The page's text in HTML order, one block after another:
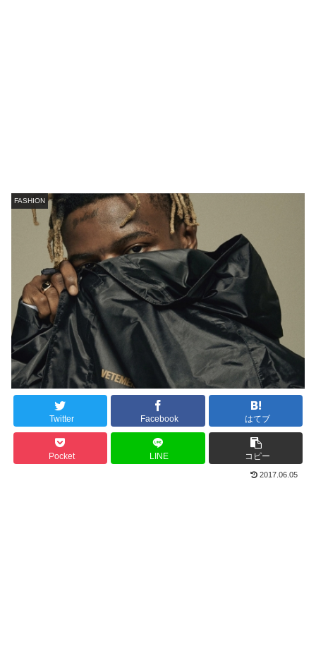
FASHION
Twitter Facebook はてブ
Pocket LINE コピー
2017.06.05